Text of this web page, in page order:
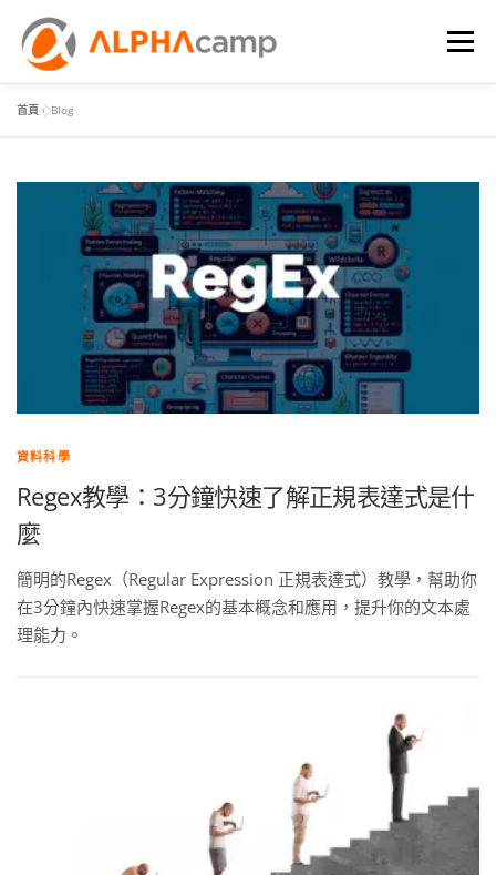
選單
首頁 »Blog
資料科學
Regex教學：3分鐘快速了解正規表達式是什
麼
簡明的Regex（Regular Expression 正規表達式）教學，幫助你
在3分鐘內快速掌握Regex的基本概念和應用，提升你的文本處
理能力。